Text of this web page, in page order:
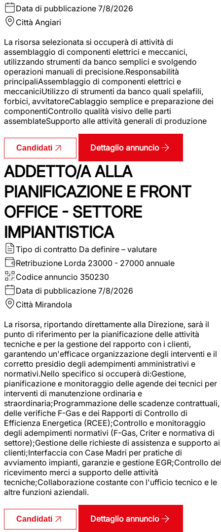
Data di pubblicazione 7/8/2026
Città Angiari
La risorsa selezionata si occuperà di attività di
assemblaggio di componenti elettrici e meccanici,
utilizzando strumenti da banco semplici e svolgendo
operazioni manuali di precisione.Responsabilità
principaliAssemblaggio di componenti elettrici e
meccaniciUtilizzo di strumenti da banco quali spelafili,
forbici, avvitatoreCablaggio semplice e preparazione dei
componentiControllo qualità visivo delle parti
assemblateSupporto alle attività generali di produzione
Candidati Dettaglio annuncio
ADDETTO/A ALLA
PIANIFICAZIONE E FRONT
OFFICE - SETTORE
IMPIANTISTICA
Tipo di contratto Da definire – valutare
Retribuzione Lorda 23000 - 27000 annuale
Codice annuncio 350230
Data di pubblicazione 7/8/2026
Città Mirandola
La risorsa, riportando direttamente alla Direzione, sarà il
punto di riferimento per la pianificazione delle attività
tecniche e per la gestione del rapporto con i clienti,
garantendo un'efficace organizzazione degli interventi e il
corretto presidio degli adempimenti amministrativi e
normativi.Nello specifico si occuperà di:Gestione,
pianificazione e monitoraggio delle agende dei tecnici per
interventi di manutenzione ordinaria e
straordinaria;Programmazione delle scadenze contrattuali,
delle verifiche F-Gas e dei Rapporti di Controllo di
Efficienza Energetica (RCEE);Controllo e monitoraggio
degli adempimenti normativi (F-Gas, Criter e normativa di
settore);Gestione delle richieste di assistenza e supporto ai
clienti;Interfaccia con Case Madri per pratiche di
avviamento impianti, garanzie e gestione EGR;Controllo
ricevimento merci a supporto delle attività
tecniche;Collaborazione costante con l'ufficio tecnico e le
altre funzioni aziendali.
Candidati Dettaglio annuncio